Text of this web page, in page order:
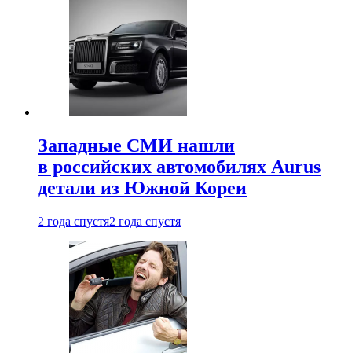
Западные СМИ нашли
в российских автомобилях Aurus
детали из Южной Кореи
2 года спустя2 года спустя